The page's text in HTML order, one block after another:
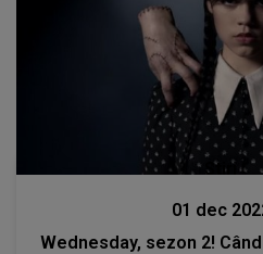
Stiri
01 dec
Wednesday, sezon 2!